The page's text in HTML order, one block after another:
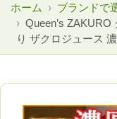
ホーム ブランドで
Queen’s ZAKURO
り ザクロジュース